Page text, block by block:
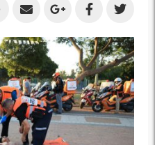
Share
on
Twitter
Share
on
Facebook
Share
on
Google
Plus
by
Email